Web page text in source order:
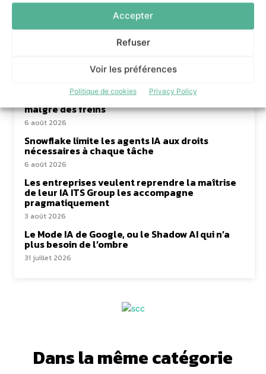
Accepter
Refuser
Voir les préférences
Politique de cookies Privacy Policy
à lire aussi
99% des services de terrain adoptent l’IA,
malgré des freins
6 août 2026
Snowflake limite les agents IA aux droits
nécessaires à chaque tâche
6 août 2026
Les entreprises veulent reprendre la maîtrise
de leur IA ITS Group les accompagne
pragmatiquement
3 août 2026
Le Mode IA de Google, ou le Shadow AI qui n’a
plus besoin de l’ombre
31 juillet 2026
Dans la même catégorie